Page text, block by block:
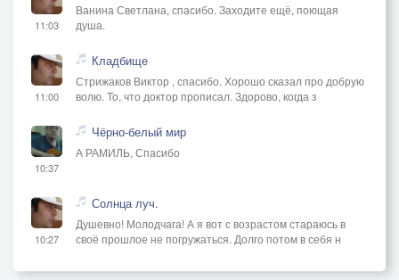
11:03
Ванина Светлана, спасибо. Заходите ещё, поющая
душа.
11:00
Кладбище
Стрижаков Виктор , спасибо. Хорошо сказал про добрую
волю. То, что доктор прописал. Здорово, когда з
10:37
Чёрно-белый мир
А РАМИЛЬ, Спасибо
10:27
Солнца луч.
Душевно! Молодчага! А я вот с возрастом стараюсь в
своё прошлое не погружаться. Долго потом в себя н